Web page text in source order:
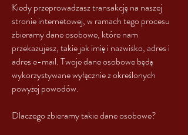
Kiedy przeprowadzasz transakcję na naszej
stronie internetowej, w ramach tego procesu
zbieramy dane osobowe, które nam
przekazujesz, takie jak imię i nazwisko, adres i
adres e-mail. Twoje dane osobowe będą
wykorzystywane wyłącznie z określonych
powyżej powodów.
Dlaczego zbieramy takie dane osobowe?